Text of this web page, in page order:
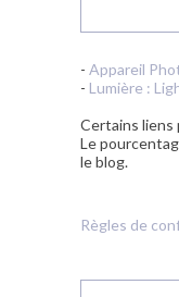
- Appareil
- Lumière :
Certains liens
Le
le blog.
Règles de